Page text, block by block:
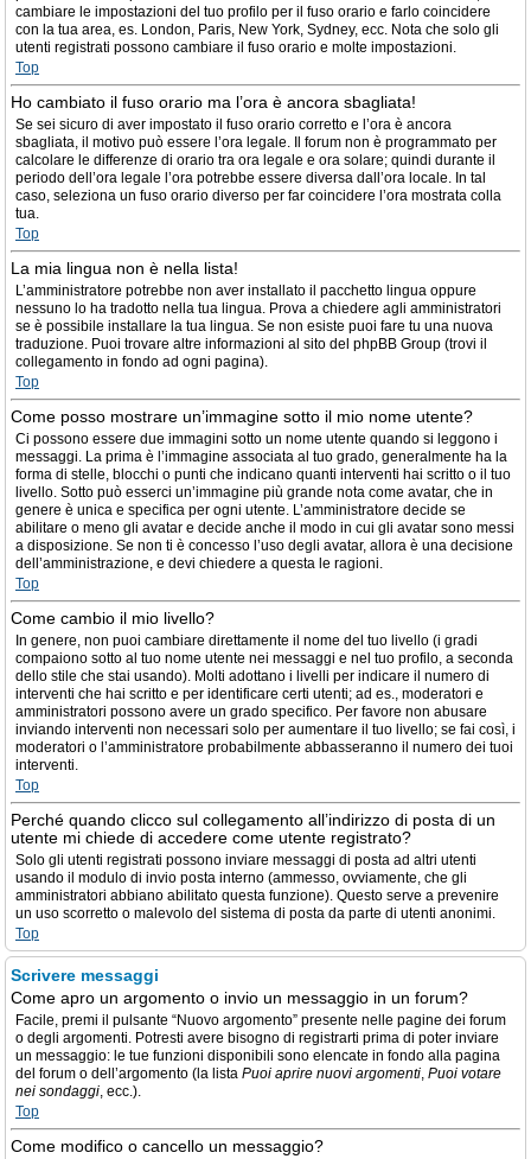
cambiare le impostazioni del tuo profilo per il fuso orario e farlo coincidere
con la tua area, es. London, Paris, New York, Sydney, ecc. Nota che solo gli
utenti registrati possono cambiare il fuso orario e molte impostazioni.
Top
Ho cambiato il fuso orario ma l’ora è ancora sbagliata!
Se sei sicuro di aver impostato il fuso orario corretto e l’ora è ancora
sbagliata, il motivo può essere l’ora legale. Il forum non è programmato per
calcolare le differenze di orario tra ora legale e ora solare; quindi durante il
periodo dell’ora legale l’ora potrebbe essere diversa dall’ora locale. In tal
caso, seleziona un fuso orario diverso per far coincidere l’ora mostrata colla
tua.
Top
La mia lingua non è nella lista!
L’amministratore potrebbe non aver installato il pacchetto lingua oppure
nessuno lo ha tradotto nella tua lingua. Prova a chiedere agli amministratori
se è possibile installare la tua lingua. Se non esiste puoi fare tu una nuova
traduzione. Puoi trovare altre informazioni al sito del phpBB Group (trovi il
collegamento in fondo ad ogni pagina).
Top
Come posso mostrare un’immagine sotto il mio nome utente?
Ci possono essere due immagini sotto un nome utente quando si leggono i
messaggi. La prima è l’immagine associata al tuo grado, generalmente ha la
forma di stelle, blocchi o punti che indicano quanti interventi hai scritto o il tuo
livello. Sotto può esserci un’immagine più grande nota come avatar, che in
genere è unica e specifica per ogni utente. L’amministratore decide se
abilitare o meno gli avatar e decide anche il modo in cui gli avatar sono messi
a disposizione. Se non ti è concesso l’uso degli avatar, allora è una decisione
dell’amministrazione, e devi chiedere a questa le ragioni.
Top
Come cambio il mio livello?
In genere, non puoi cambiare direttamente il nome del tuo livello (i gradi
compaiono sotto al tuo nome utente nei messaggi e nel tuo profilo, a seconda
dello stile che stai usando). Molti adottano i livelli per indicare il numero di
interventi che hai scritto e per identificare certi utenti; ad es., moderatori e
amministratori possono avere un grado specifico. Per favore non abusare
inviando interventi non necessari solo per aumentare il tuo livello; se fai così, i
moderatori o l’amministratore probabilmente abbasseranno il numero dei tuoi
interventi.
Top
Perché quando clicco sul collegamento all’indirizzo di posta di un
utente mi chiede di accedere come utente registrato?
Solo gli utenti registrati possono inviare messaggi di posta ad altri utenti
usando il modulo di invio posta interno (ammesso, ovviamente, che gli
amministratori abbiano abilitato questa funzione). Questo serve a prevenire
un uso scorretto o malevolo del sistema di posta da parte di utenti anonimi.
Top
Scrivere messaggi
Come apro un argomento o invio un messaggio in un forum?
Facile, premi il pulsante “Nuovo argomento” presente nelle pagine dei forum
o degli argomenti. Potresti avere bisogno di registrarti prima di poter inviare
un messaggio: le tue funzioni disponibili sono elencate in fondo alla pagina
del forum o dell’argomento (la lista Puoi aprire nuovi argomenti, Puoi votare
nei sondaggi, ecc.).
Top
Come modifico o cancello un messaggio?